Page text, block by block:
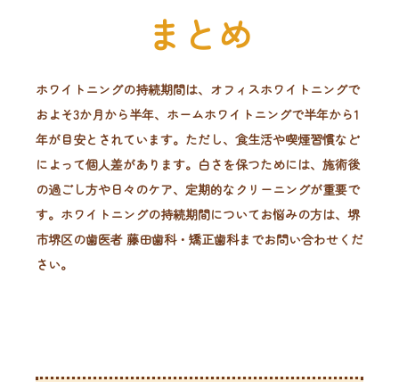
まとめ
ホワイトニングの持続期間は、オフィスホワイトニングで
およそ3か月から半年、ホームホワイトニングで半年から1
年が目安とされています。ただし、食生活や喫煙習慣など
によって個人差があります。白さを保つためには、施術後
の過ごし方や日々のケア、定期的なクリーニングが重要で
す。ホワイトニングの持続期間についてお悩みの方は、堺
市堺区の歯医者 藤田歯科・矯正歯科までお問い合わせくだ
さい。